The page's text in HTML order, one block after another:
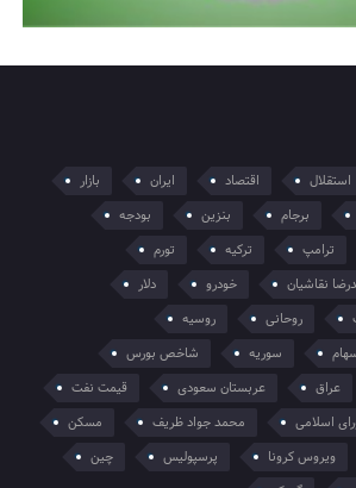
استقلال اقتصاد ایران
بازار
برجام بنزین
بودجه
ترامپ ترکیه
تورم
نقاشیان خودرو
دلار
روحانی
روسیه
سوریه
شاخص بورس
عراق عربستان سعودی
قیمت نفت
اسلامی محمد جواد ظریف
مسکن
ویروس کرونا پرسپولیس
چین